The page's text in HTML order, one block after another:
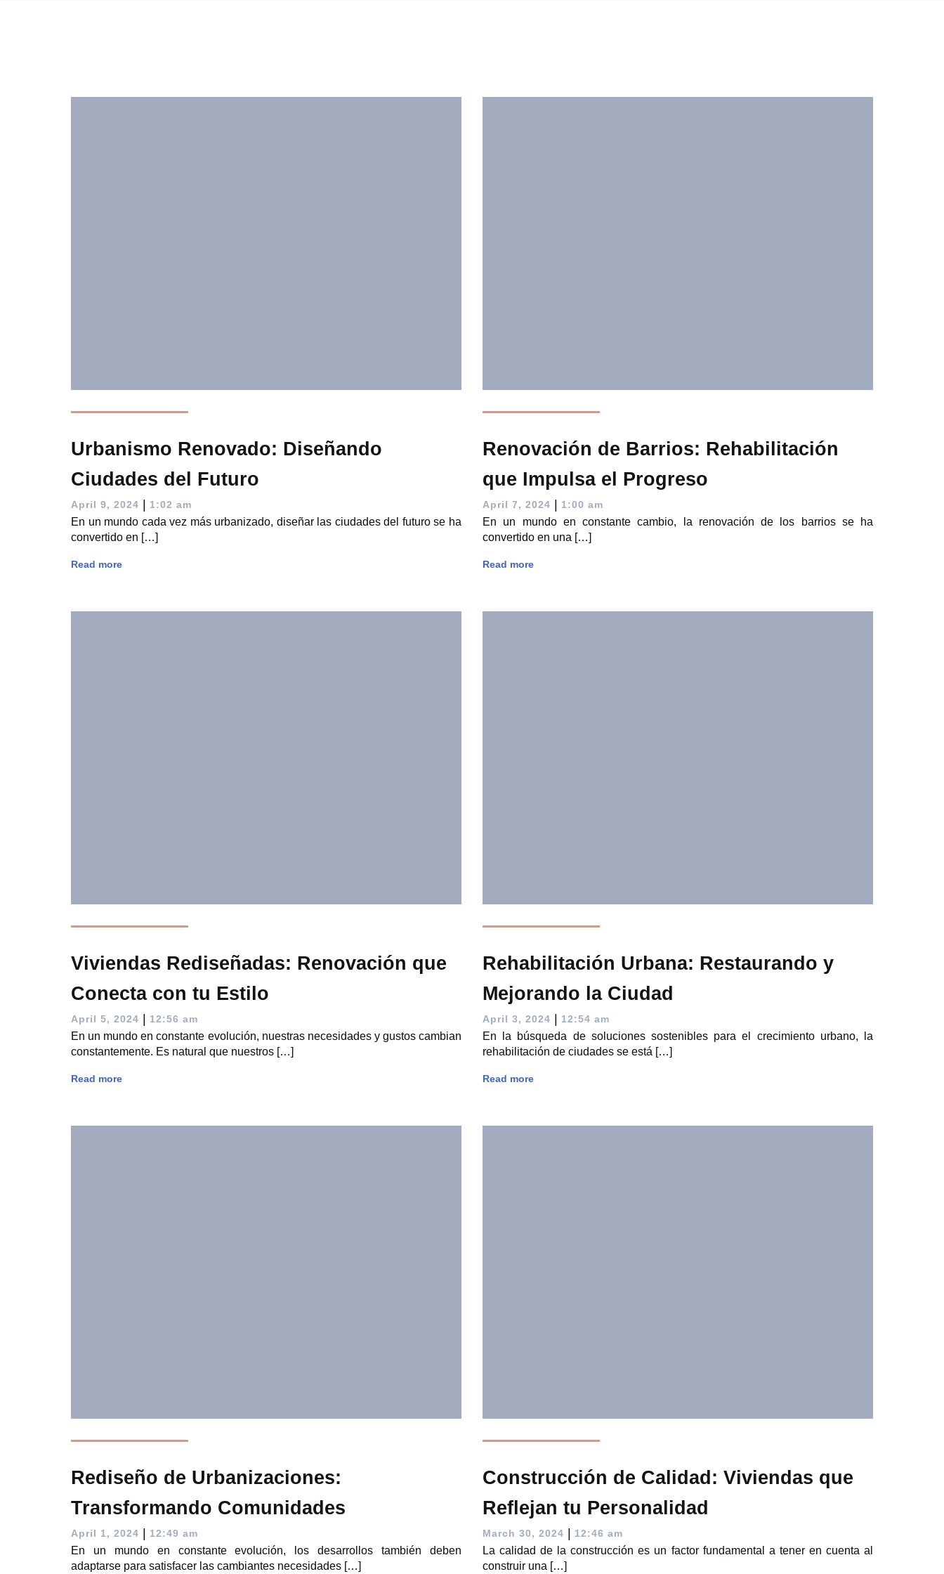
Urbanismo Renovado: Diseñando
Ciudades del Futuro
April 9, 2024 1:02 am
En un mundo cada vez más urbanizado, diseñar las ciudades del futuro se ha
convertido en […]
Read more
Renovación de Barrios: Rehabilitación
que Impulsa el Progreso
April 7, 2024 1:00 am
En un mundo en constante cambio, la renovación de los barrios se ha
convertido en una […]
Read more
Viviendas Rediseñadas: Renovación que
Conecta con tu Estilo
April 5, 2024 12:56 am
En un mundo en constante evolución, nuestras necesidades y gustos cambian
constantemente. Es natural que nuestros […]
Read more
Rehabilitación Urbana: Restaurando y
Mejorando la Ciudad
April 3, 2024 12:54 am
En la búsqueda de soluciones sostenibles para el crecimiento urbano, la
rehabilitación de ciudades se está […]
Read more
Rediseño de Urbanizaciones:
Transformando Comunidades
April 1, 2024 12:49 am
En un mundo en constante evolución, los desarrollos también deben
adaptarse para satisfacer las cambiantes necesidades […]
Construcción de Calidad: Viviendas que
Reflejan tu Personalidad
March 30, 2024 12:46 am
La calidad de la construcción es un factor fundamental a tener en cuenta al
construir una […]